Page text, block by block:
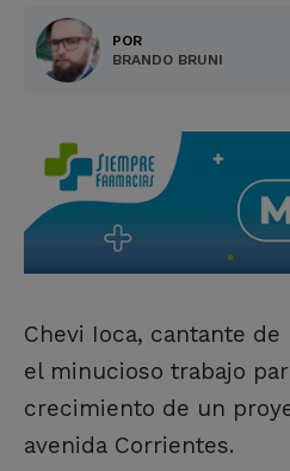
POR
BRANDO BRUNI
Chevi Ioca, cantante
el minucioso trabajo
crecimiento de un
avenida Corrientes.